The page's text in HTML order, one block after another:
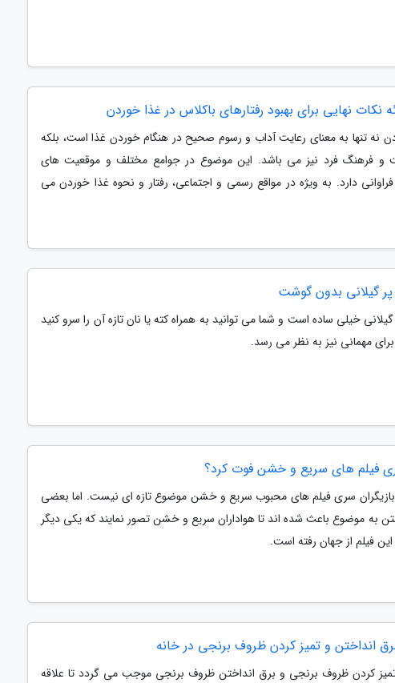
نکات نهایی برای بهبود رفتارهای باکلاس در غذا خوردن
نه تنها به معنای رعایت آداب و رسوم صحیح در هنگام خوردن غذا است، بلکه
و فرهنگ فرد نیز می باشد. این موضوع در جوامع مختلف و موقعیت های
دارد. به ویژه در مواقع رسمی و اجتماعی، رفتار و نحوه غذا خوردن می
گیلانی بدون گوشت
خیلی ساده است و شما می توانید به همراه کته یا نان تازه آن را سرو کنید
مهمانی نیز به نظر می رسد.
فیلم های سریع و خشن فوت کرد؟
سری فیلم های محبوب سریع و خشن موضوع تازه ای نیست. اما بعضی
به موضوع باعث شده اند تا هواداران سریع و خشن تصور نمایند که یکی دیگر
این فیلم از جهان رفته است.
کردن ظروف برنجی و برق انداختن ظروف برنجی موجب می گردد تا علاقه